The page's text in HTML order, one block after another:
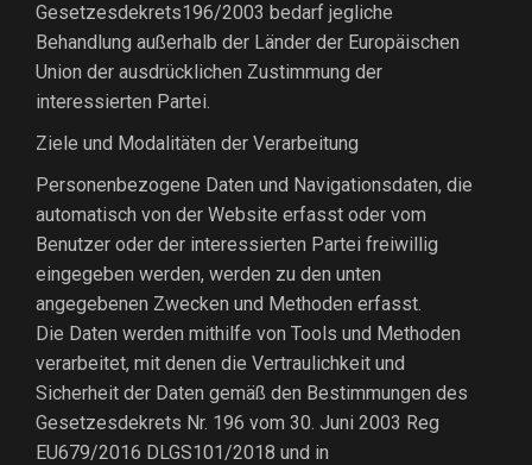
Gesetzesdekrets196/2003 bedarf jegliche
Behandlung außerhalb der Länder der Europäischen
Union der ausdrücklichen Zustimmung der
interessierten Partei.
Ziele und Modalitäten der Verarbeitung
Personenbezogene Daten und Navigationsdaten, die
automatisch von der Website erfasst oder vom
Benutzer oder der interessierten Partei freiwillig
eingegeben werden, werden zu den unten
angegebenen Zwecken und Methoden erfasst.
Die Daten werden mithilfe von Tools und Methoden
verarbeitet, mit denen die Vertraulichkeit und
Sicherheit der Daten gemäß den Bestimmungen des
Gesetzesdekrets Nr. 196 vom 30. Juni 2003 Reg
EU679/2016 DLGS101/2018 und in